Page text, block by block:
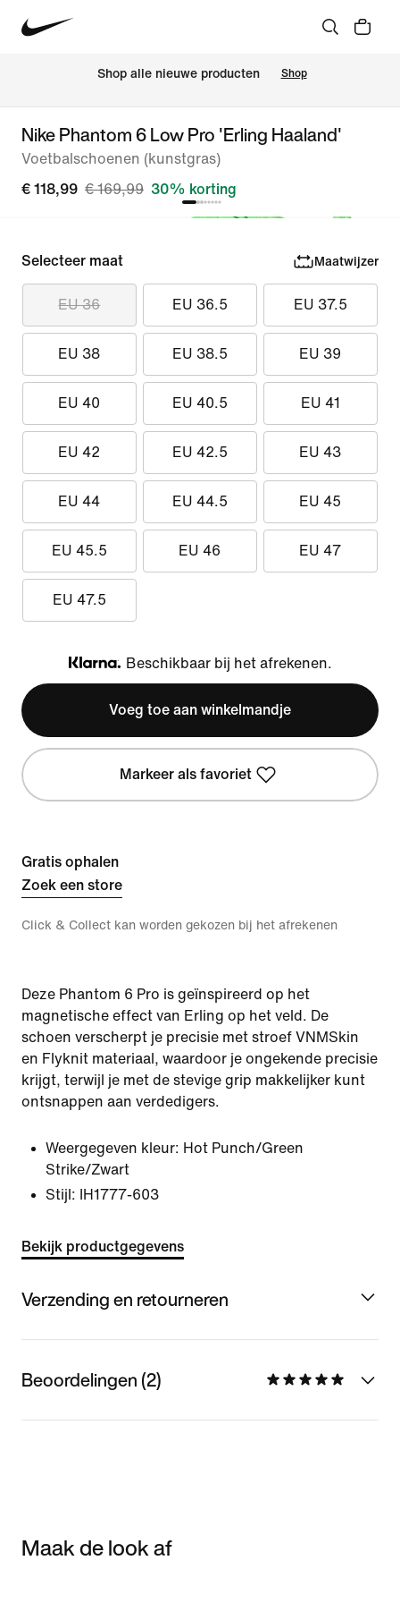
Shop alle nieuwe producten Shop
Nike Phantom 6 Low Pro 'Erling Haaland'
Voetbalschoenen (kunstgras)
€ 118,99 € 169,99 30% korting
Selecteer maat Maatwijzer
EU 36 EU 36.5 EU 37.5
EU 38 EU 38.5 EU 39
EU 40 EU 40.5 EU 41
EU 42 EU 42.5 EU 43
EU 44 EU 44.5 EU 45
EU 45.5 EU 46 EU 47
EU 47.5
Klarna
Beschikbaar bij het afrekenen.
Voeg toe aan winkelmandje
Markeer als favoriet
Gratis ophalen
Zoek een store
Click & Collect kan worden gekozen bij het afrekenen
Deze Phantom 6 Pro is geïnspireerd op het
magnetische effect van Erling op het veld. De
schoen verscherpt je precisie met stroef VNMSkin
en Flyknit materiaal, waardoor je ongekende precisie
krijgt, terwijl je met de stevige grip makkelijker kunt
ontsnappen aan verdedigers.
Weergegeven kleur: Hot Punch/Green
Strike/Zwart
Stijl:
IH1777-603
Bekijk productgegevens
Verzending en retourneren
Beoordelingen (2)
Maak de look af